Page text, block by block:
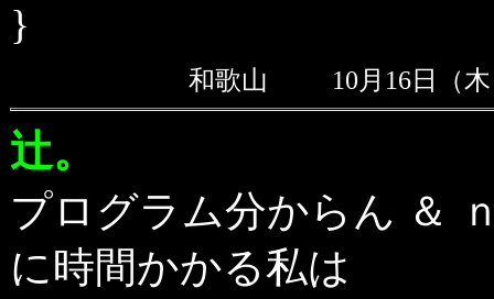
}
和歌山 10月16日
辻。
プログラム分からん ＆
に時間かかる私は